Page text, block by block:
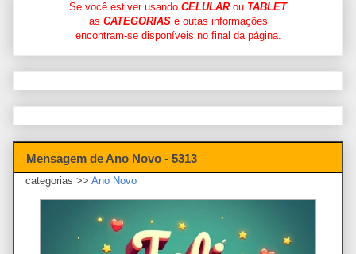
Se você estiver usando CELULARou TABLET
as CATEGORIASe outas informações
encontram-se disponíveis no final da página.
Mensagem de Ano Novo - 5313
categorias >> Ano Novo